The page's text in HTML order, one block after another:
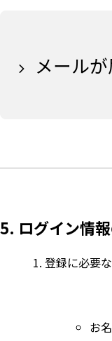
メール
5. ログイン情
登録に必要
お